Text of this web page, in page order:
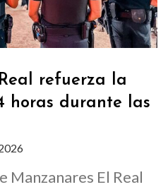
refuerza la
horas durante las
Manzanares El Real